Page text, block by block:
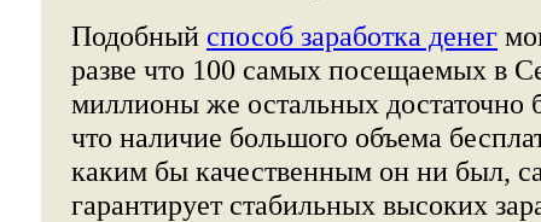
Подобный способ заработка денег
разве что 100 самых посещаемых в
миллионы же остальных достаточно
что наличие большого объема
каким бы качественным он ни был,
гарантирует стабильных высоких